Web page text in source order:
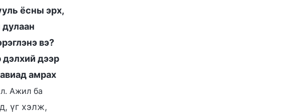
ёсны эрх,
дулаан
вэ?
дэлхий дээр
амрах
Ажил ба
үг хэлж,